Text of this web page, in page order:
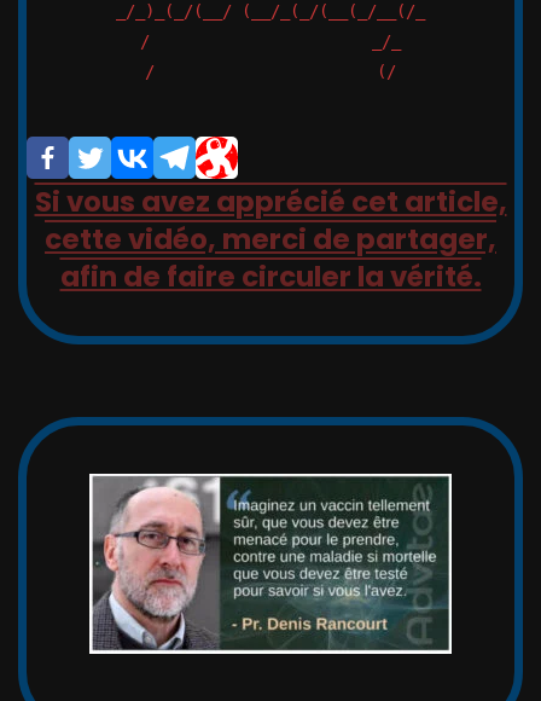
_/_)_(_/(__/ (__/_(_/(__(_/__(/_
/                       _/_
/                       (/
Si vous avez apprécié cet article,
cette vidéo, merci de partager,
afin de faire circuler la vérité.